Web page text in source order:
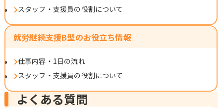
スタッフ・支援員の役割について
就労継続支援B型のお役立ち情報
仕事内容・1日の流れ
スタッフ・支援員の役割について
よくある質問